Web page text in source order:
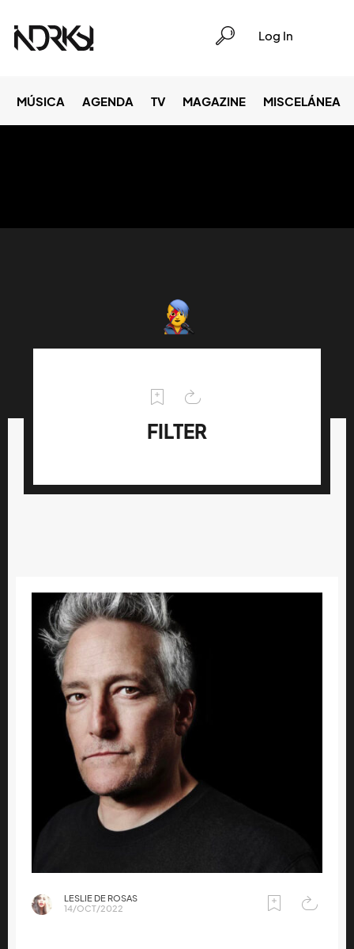
Log In
MÚSICA AGENDA TV MAGAZINE MISCELÁNEA
FILTER
LESLIE DE ROSAS
14/OCT/2022